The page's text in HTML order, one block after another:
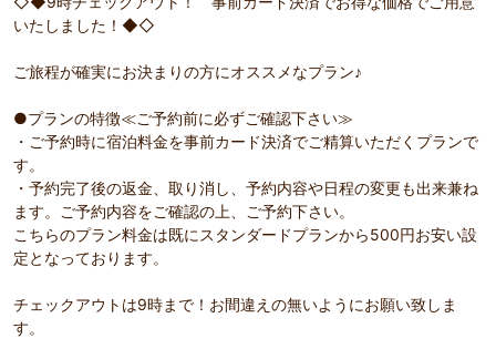
いたしました！◆◇
ご旅程が確実にお決まりの方にオススメなプラン♪
●プランの特徴≪ご予約前に必ずご確認下さい≫
・ご予約時に宿泊料金を事前カード決済でご精算いただくプランで
す。
・予約完了後の返金、取り消し、予約内容や日程の変更も出来兼ね
ます。ご予約内容をご確認の上、ご予約下さい。
こちらのプラン料金は既にスタンダードプランから500円お安い設
定となっております。
チェックアウトは9時まで！お間違えの無いようにお願い致しま
す。